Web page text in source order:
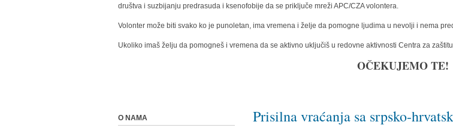
društva i suzbijanju predrasuda i ksenofobije da se priključe mreži APC/CZA volontera.
Volonter može biti svako ko je punoletan, ima vremena i želje da pomogne ljudima u nevolji i nema
Ukoliko imaš želju da pomogneš i vremena da se aktivno uključiš u redovne aktivnosti Centra za
OČEKUJEMO TE!
Prisilna vraćanja sa srpsko-
O NAMA